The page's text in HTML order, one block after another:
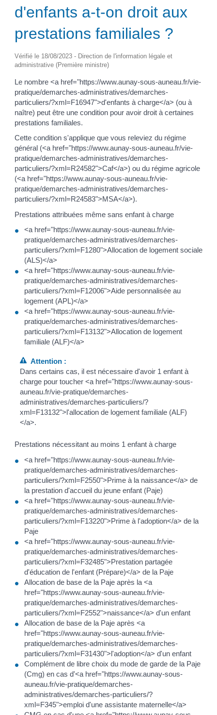
d'enfants a-t-on droit aux
prestations familiales ?
Vérifié le 18/08/2023 - Direction de l'information légale et
administrative (Première ministre)
Le nombre <a href="https://www.aunay-sous-auneau.fr/vie-
pratique/demarches-administratives/demarches-
particuliers/?xml=F16947">d'enfants à charge</a> (ou à
naître) peut être une condition pour avoir droit à certaines
prestations familiales.
Cette condition s'applique que vous releviez du régime
général (<a href="https://www.aunay-sous-auneau.fr/vie-
pratique/demarches-administratives/demarches-
particuliers/?xml=R24582">Caf</a>) ou du régime agricole
(<a href="https://www.aunay-sous-auneau.fr/vie-
pratique/demarches-administratives/demarches-
particuliers/?xml=R24583">MSA</a>).
Prestations attribuées même sans enfant à charge
<a href="https://www.aunay-sous-auneau.fr/vie-
pratique/demarches-administratives/demarches-
particuliers/?xml=F1280">Allocation de logement sociale
(ALS)</a>
<a href="https://www.aunay-sous-auneau.fr/vie-
pratique/demarches-administratives/demarches-
particuliers/?xml=F12006">Aide personnalisée au
logement (APL)</a>
<a href="https://www.aunay-sous-auneau.fr/vie-
pratique/demarches-administratives/demarches-
particuliers/?xml=F13132">Allocation de logement
familiale (ALF)</a>
Attention :
Dans certains cas, il est nécessaire d'avoir 1 enfant à
charge pour toucher <a href="https://www.aunay-sous-
auneau.fr/vie-pratique/demarches-
administratives/demarches-particuliers/?
xml=F13132">l'allocation de logement familiale (ALF)
</a>.
Prestations nécessitant au moins 1 enfant à charge
<a href="https://www.aunay-sous-auneau.fr/vie-
pratique/demarches-administratives/demarches-
particuliers/?xml=F2550">Prime à la naissance</a> de
la prestation d'accueil du jeune enfant (Paje)
<a href="https://www.aunay-sous-auneau.fr/vie-
pratique/demarches-administratives/demarches-
particuliers/?xml=F13220">Prime à l'adoption</a> de la
Paje
<a href="https://www.aunay-sous-auneau.fr/vie-
pratique/demarches-administratives/demarches-
particuliers/?xml=F32485">Prestation partagée
d'éducation de l'enfant (Prépare)</a> de la Paje
Allocation de base de la Paje après la <a
href="https://www.aunay-sous-auneau.fr/vie-
pratique/demarches-administratives/demarches-
particuliers/?xml=F2552">naissance</a> d'un enfant
Allocation de base de la Paje après <a
href="https://www.aunay-sous-auneau.fr/vie-
pratique/demarches-administratives/demarches-
particuliers/?xml=F31430">l'adoption</a> d'un enfant
Complément de libre choix du mode de garde de la Paje
(Cmg) en cas d'<a href="https://www.aunay-sous-
auneau.fr/vie-pratique/demarches-
administratives/demarches-particuliers/?
xml=F345">emploi d'une assistante maternelle</a>